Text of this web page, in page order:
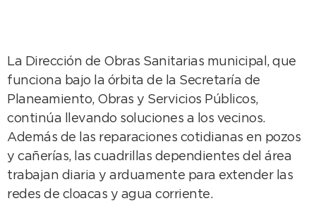
La Dirección de Obras Sanitarias municipal, que
funciona bajo la órbita de la Secretaría de
Planeamiento, Obras y Servicios Públicos,
continúa llevando soluciones a los vecinos.
Además de las reparaciones cotidianas en pozos
y cañerías, las cuadrillas dependientes del área
trabajan diaria y arduamente para extender las
redes de cloacas y agua corriente.